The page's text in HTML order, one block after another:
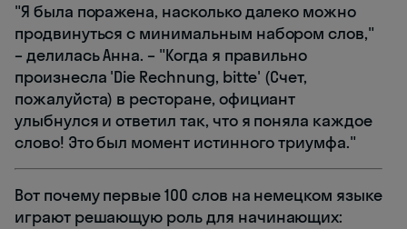
"Я была поражена, насколько далеко можно
продвинуться с минимальным набором слов,"
– делилась Анна. – "Когда я правильно
произнесла 'Die Rechnung, bitte' (Счет,
пожалуйста) в ресторане, официант
улыбнулся и ответил так, что я поняла каждое
слово! Это был момент истинного триумфа."
Вот почему первые 100 слов на немецком языке
играют решающую роль для начинающих: